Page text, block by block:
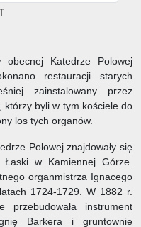
Katedrze Polowej
restauracji starych
zainstalowany przez
którzy byli w tym kościele do
los tych organów.
Polowej znajdowały się
w Kamiennej Górze.
organmistrza Ignacego
1724-1729. W 1882 r.
instrument
Barkera i gruntownie